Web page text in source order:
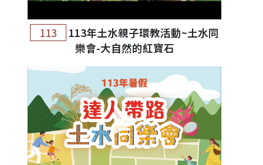
113
113年土水親子環教活動~土水同
樂會-大自然的紅寶石